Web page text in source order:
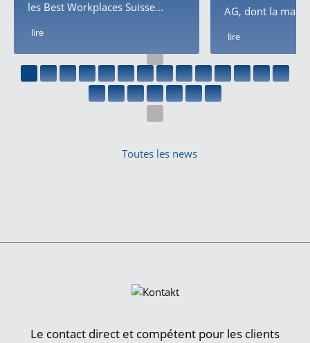
les Best Workplaces Suisse...
AG, dont la
Toutes les news
Le contact direct et compétent pour les clients